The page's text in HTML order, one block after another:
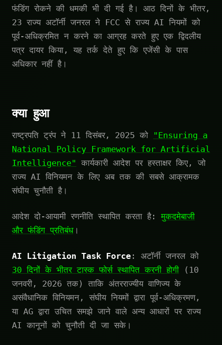
फंडिंग रोकने की धमकी भी दी गई है। आठ दिनों के भीतर,
23 राज्य अटॉर्नी जनरल ने FCC से राज्य AI नियमों को
पूर्व-अधिक्रमित न करने का आग्रह करते हुए एक द्विदलीय
पत्र दायर किया, यह तर्क देते हुए कि एजेंसी के पास
अधिकार नहीं है।
क्या हुआ
राष्ट्रपति ट्रंप ने 11 दिसंबर, 2025 को "Ensuring a
National Policy Framework for Artificial
Intelligence" कार्यकारी आदेश पर हस्ताक्षर किए, जो
राज्य AI विनियमन के लिए अब तक की सबसे आक्रामक
संघीय चुनौती है।
आदेश दो-आयामी रणनीति स्थापित करता है:मुकदमेबाजी
और फंडिंग प्रतिबंध।
AI Litigation Task Force : अटॉर्नी जनरल को
30 दिनों के भीतर टास्क फोर्स स्थापित करनी होगी (10
जनवरी, 2026 तक) ताकि अंतरराज्यीय वाणिज्य के
असंवैधानिक विनियमन, संघीय नियमों द्वारा पूर्व-अधिक्रमण,
या AG द्वारा उचित समझे जाने वाले अन्य आधारों पर राज्य
AI कानूनों को चुनौती दी जा सके।